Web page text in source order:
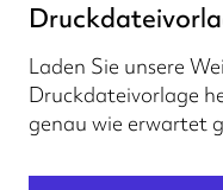
Laden Sie unsere
Druckdateivorlage
genau wie erwartet